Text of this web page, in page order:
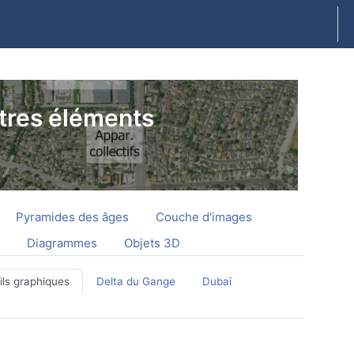
éléments
Pyramides des âges
Couche d'images
Diagrammes Objets 3D
graphiques Delta du Gange
Dubaï